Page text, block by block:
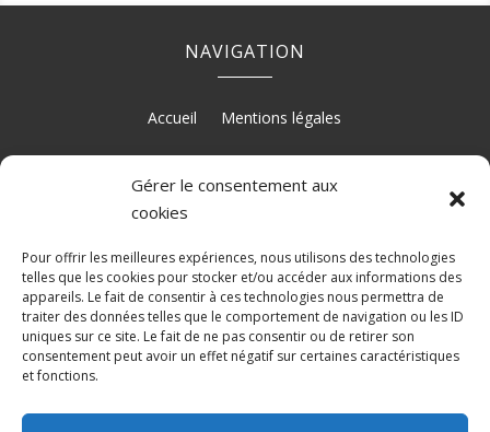
Gérer le consentement aux
cookies
Pour offrir les meilleures expériences, nous utilisons des technologies
telles que les cookies pour stocker et/ou accéder aux informations des
appareils. Le fait de consentir à ces technologies nous permettra de
traiter des données telles que le comportement de navigation ou les ID
uniques sur ce site. Le fait de ne pas consentir ou de retirer son
consentement peut avoir un effet négatif sur certaines caractéristiques
et fonctions.
NAVIGATION
Accueil Mentions légales
RÉALISATION